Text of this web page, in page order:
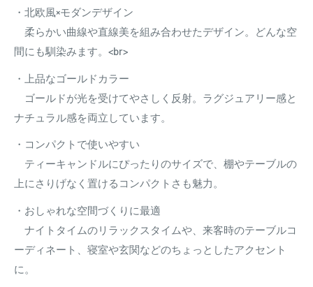
・北欧風×モダンデザイン
柔らかい曲線や直線美を組み合わせたデザイン。どんな空
間にも馴染みます。<br>
・上品なゴールドカラー
ゴールドが光を受けてやさしく反射。ラグジュアリー感と
ナチュラル感を両立しています。
・コンパクトで使いやすい
ティーキャンドルにぴったりのサイズで、棚やテーブルの
上にさりげなく置けるコンパクトさも魅力。
・おしゃれな空間づくりに最適
ナイトタイムのリラックスタイムや、来客時のテーブルコ
ーディネート、寝室や玄関などのちょっとしたアクセント
に。